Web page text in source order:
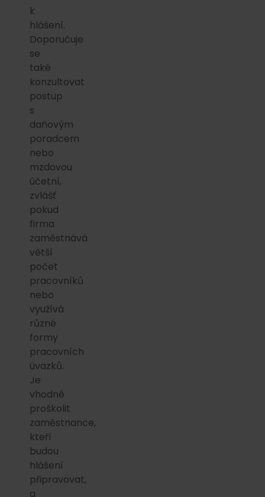
k
hlášení.
Doporučuje
se
také
konzultovat
postup
s
daňovým
poradcem
nebo
mzdovou
účetní,
zvlášť
pokud
firma
zaměstnává
větší
počet
pracovníků
nebo
využívá
různé
formy
pracovních
úvazků.
Je
vhodné
proškolit
zaměstnance,
kteří
budou
hlášení
připravovat,
a